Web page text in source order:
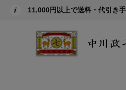
11,000円以上で送料・代引き